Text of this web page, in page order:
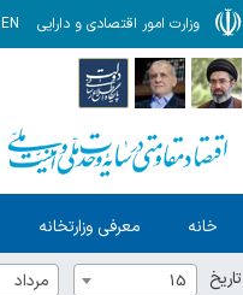
وزارت امور اقتصادی و دارایی EN
خانه معرفی وزارتخانه
تاریخ 15 مرداد